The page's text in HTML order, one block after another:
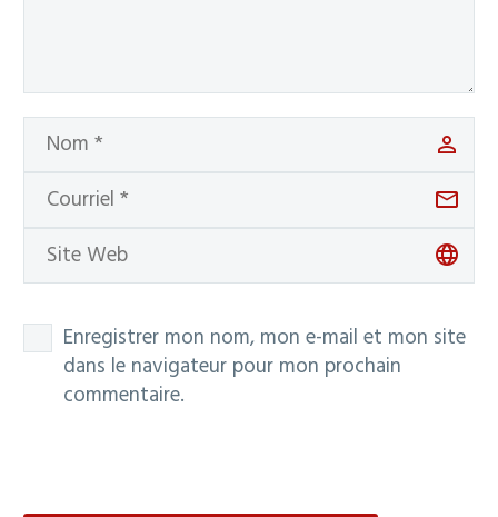
Enregistrer mon nom, mon e-mail et mon site
dans le navigateur pour mon prochain
commentaire.